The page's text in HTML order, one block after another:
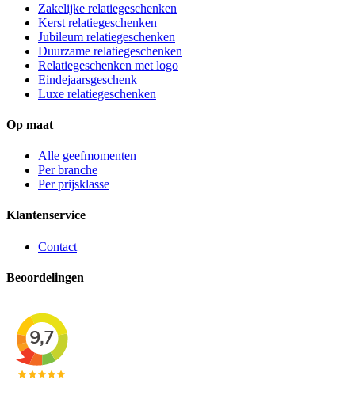
Zakelijke relatiegeschenken
Kerst relatiegeschenken
Jubileum relatiegeschenken
Duurzame relatiegeschenken
Relatiegeschenken met logo
Eindejaarsgeschenk
Luxe relatiegeschenken
Op maat
Alle geefmomenten
Per branche
Per prijsklasse
Klantenservice
Contact
Beoordelingen